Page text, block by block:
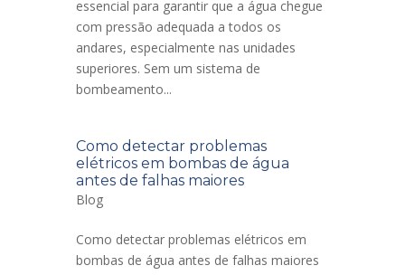
essencial para garantir que a água chegue
com pressão adequada a todos os
andares, especialmente nas unidades
superiores. Sem um sistema de
bombeamento...
Como detectar problemas
elétricos em bombas de água
antes de falhas maiores
Blog
Como detectar problemas elétricos em
bombas de água antes de falhas maiores